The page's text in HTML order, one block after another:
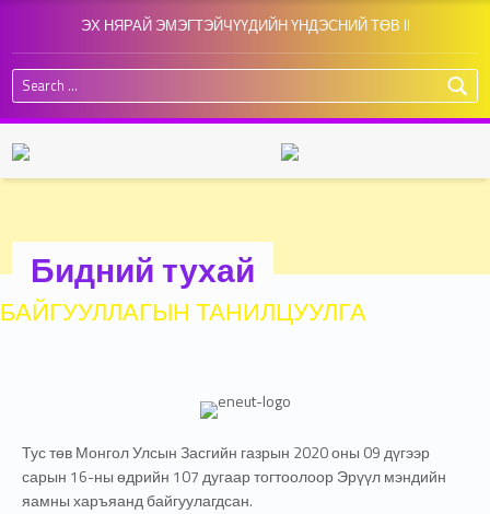
ЭХ НЯРАЙ ЭМЭГТЭЙЧҮҮДИЙН ҮНДЭСНИЙ ТӨВ II
Search for:
Бидний тухай
БАЙГУУЛЛАГЫН ТАНИЛЦУУЛГА
Тус төв Монгол Улсын Засгийн газрын 2020 оны 09 дүгээр
сарын 16-ны өдрийн 107 дугаар тогтоолоор Эрүүл мэндийн
яамны харъяанд байгуулагдсан.